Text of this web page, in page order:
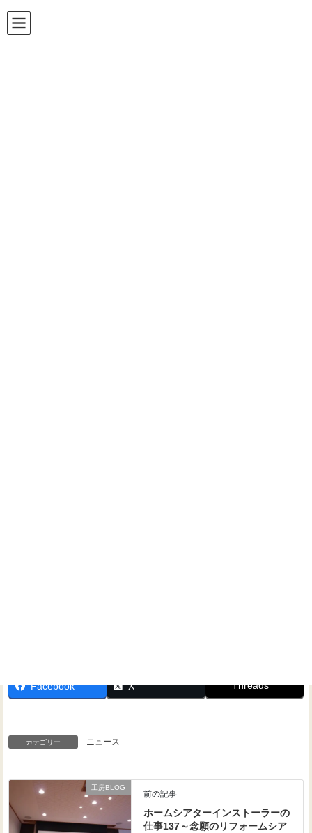
Facebook X Threads
カテゴリー ニュース
工房BLOG
前の記事
ホームシアターインストーラーの
仕事137～念願のリフォームシア